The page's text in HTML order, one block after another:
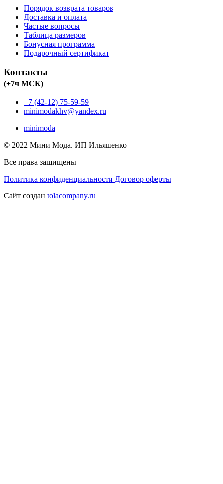
Порядок возврата товаров
Доставка и оплата
Частые вопросы
Таблица размеров
Бонусная программа
Подарочный сертификат
Контакты
(+7ч МСК)
+7 (42-12) 75-59-59
minimodakhv@yandex.ru
minimoda
© 2022 Мини Мода. ИП Ильяшенко
Все права защищены
Политика конфиденциальности Договор оферты
Сайт создан tolacompany.ru